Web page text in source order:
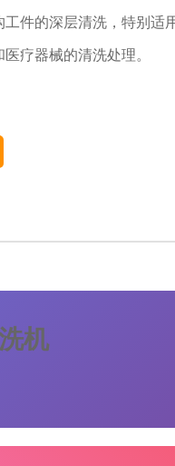
工件的深层清洗，特别适
疗器械的清洗处理。
机